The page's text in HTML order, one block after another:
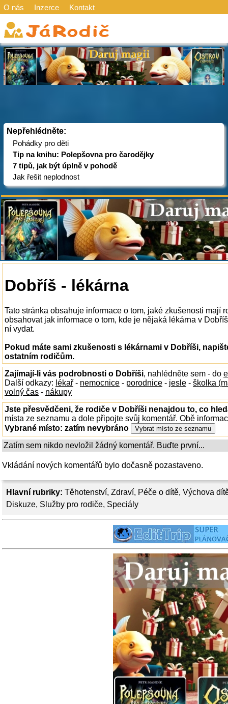
O nás Inzerce Kontakt
Nepřehlédněte:
Pohádky pro děti
Tip na knihu: Polepšovna pro čarodějky
7 tipů, jak být úplně v pohodě
Jak řešit neplodnost
Hlavní rubriky: Těhotenství, Zdraví, Péče o dítě, Výchova
Diskuze, Služby pro rodiče, Speciály
Dobříš - lékárna
Tato stránka obsahuje informace o tom, jaké zkušenosti mají
obsahovat jak informace o tom, kde je nějaká lékárna v
ní vydat.
Pokud máte sami zkušenosti s lékárnami v Dobříši,
ostatním rodičům.
Zajímají-li vás podrobnosti o Dobříši, nahlédněte sem - do
Další odkazy: lékař - nemocnice - porodnice - jesle - školka
volný čas - nákupy
Jste přesvědčeni, že rodiče v Dobříši nenajdou to, co
místa ze seznamu a dole připojte svůj komentář. Obě
Vybrané místo: zatím nevybráno
Zatím sem nikdo nevložil žádný komentář. Buďte první...
Vkládání nových komentářů bylo dočasně pozastaveno.